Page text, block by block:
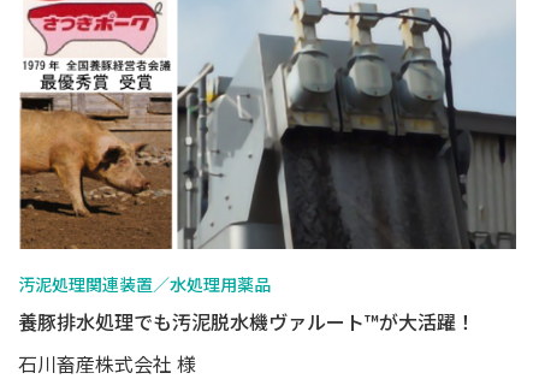
汚泥処理関連装置／水処理用薬品
養豚排水処理でも汚泥脱水機ヴァルート™が大活躍！
石川畜産株式会社 様